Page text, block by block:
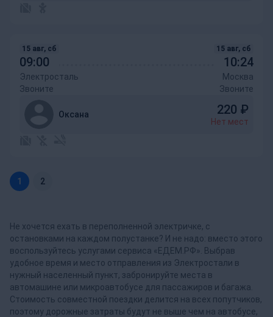
09:00
15 авг, сб
Электросталь
Звоните
10:24
15 авг, сб
Москва
Звоните
Оксана 220 ₽
Нет мест
1 2
Не хочется ехать в переполненной электричке, с
остановками на каждом полустанке? И не надо: вместо этого
воспользуйтесь услугами сервиса «ЕДЕМ.РФ». Выбрав
удобное время и место отправления из Электростали в
нужный населенный пункт, забронируйте места в
автомашине или микроавтобусе для пассажиров и багажа.
Стоимость совместной поездки делится на всех попутчиков,
поэтому дорожные затраты будут не выше чем на автобусе,